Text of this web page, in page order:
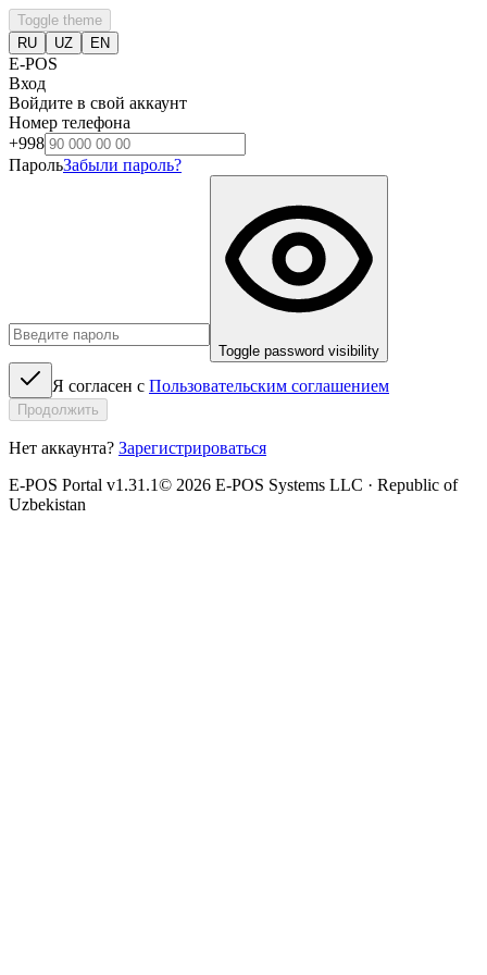
Toggle theme
RU
UZ EN
E-POS
Вход
Войдите в свой аккаунт
Номер телефона
+998
ПарольЗабыли пароль?
Toggle password visibility
Я согласен с Пользовательским соглашением
Продолжить
Нет аккаунта? Зарегистрироваться
E-POS Portal v1.31.1© 2026 E-POS Systems LLC · Republic of
Uzbekistan